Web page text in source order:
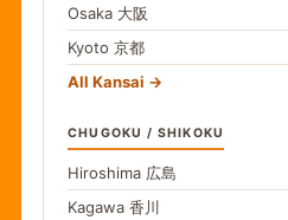
Osaka 大阪
Kyoto 京都
All Kansai
CHUGOKU / SHIKOKU
Hiroshima 広島
Kagawa 香川